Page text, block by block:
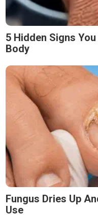
5 Hidden Signs
Body
Fungus Dries Up
Use